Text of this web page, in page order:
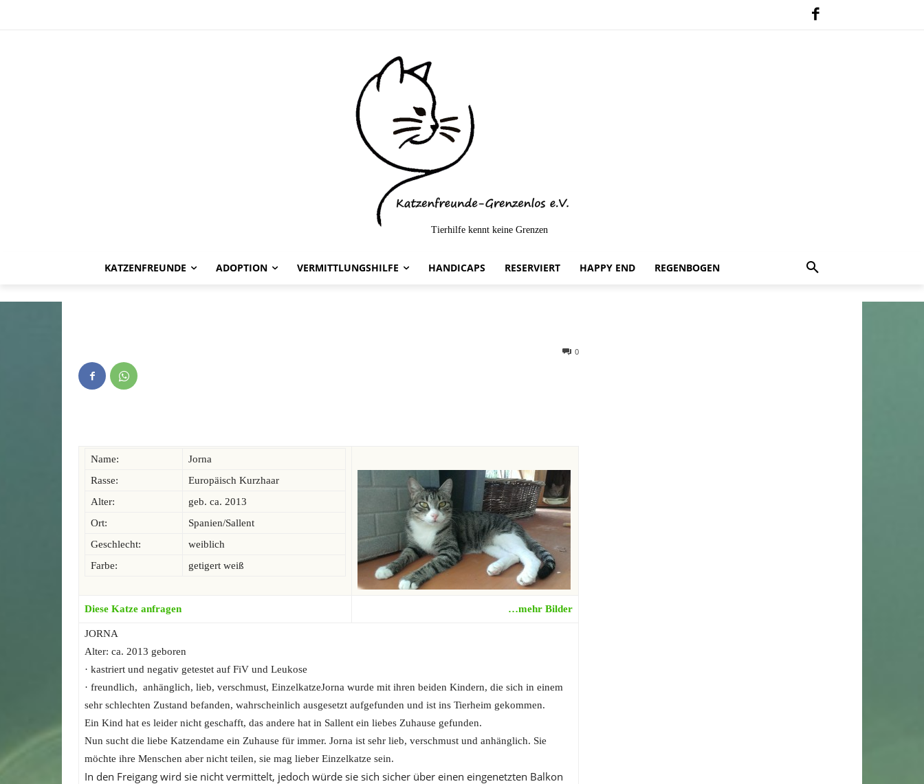
Tierhilfe kennt keine Grenzen
KATZENFREUNDE ADOPTION VERMITTLUNGSHILFE HANDICAPS RESERVIERT HAPPY END REGENBOGEN
Jorna -vermittelt-
0
Name:
Jorna
Rasse:
Europäisch Kurzhaar
Alter:
geb. ca. 2013
Ort:
Spanien/Sallent
Geschlecht:
weiblich
Farbe:
getigert weiß
Diese Katze anfragen …mehr Bilder
JORNA
Alter: ca. 2013 geboren
· kastriert und negativ getestet auf FiV und Leukose
· freundlich, anhänglich, lieb, verschmust, EinzelkatzeJorna wurde mit ihren beiden Kindern, die sich in einem
sehr schlechten Zustand befanden, wahrscheinlich ausgesetzt aufgefunden und ist ins Tierheim gekommen.
Ein Kind hat es leider nicht geschafft, das andere hat in Sallent ein liebes Zuhause gefunden.
Nun sucht die liebe Katzendame ein Zuhause für immer. Jorna ist sehr lieb, verschmust und anhänglich. Sie
möchte ihre Menschen aber nicht teilen, sie mag lieber Einzelkatze sein.
In den Freigang wird sie nicht vermittelt, jedoch würde sie sich sicher über einen eingenetzten Balkon